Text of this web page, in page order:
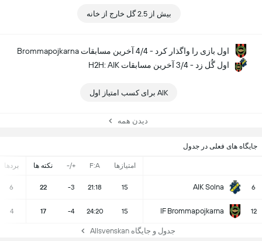
بیش از 2.5 گل خارج از خانه
Brommapojkarna اول بازی را واگذار کرد - 4/4 آخرین مسابقات
H2H: AIK اول گُل زد - 3/4 آخرین مسابقات
AIK برای کسب امتیاز اول
دیدن همه
جایگاه های فعلی در جدول
امتیازها F:A
+/- نکته ها بردها
6
AIK Solna
15
21:18
-3
22
6
12
IF Brommapojkarna
15
24:20
-4
17
4
جدول و جایگاه Allsvenskan